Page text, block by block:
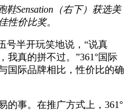
鞋Sensation（右下）获选美
性价比奖。
号半开玩笑地说，“说真
我真的拼不过。”361°国际
国际品牌相比，性价比的确
的事。在推广方式上，361°